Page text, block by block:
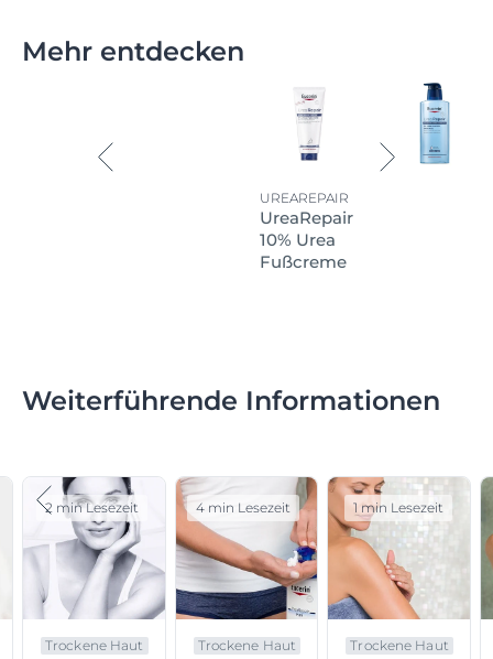
Mehr entdecken
UREAREPAIR
UreaRepair
10% Urea
Fußcreme
Weiterführende Informationen
Trockene Haut
2 min Lesezeit
Trockene Haut
4 min Lesezeit
Trockene Haut
1 min Lesezeit